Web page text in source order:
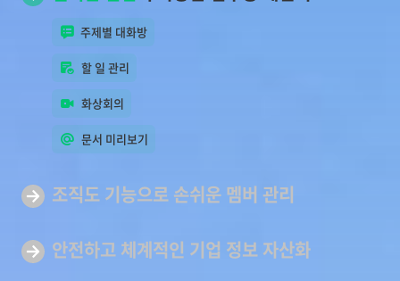
주제별 대화방
할 일 관리
화상회의
문서 미리보기
조직도 기능으로 손쉬운 멤버 관리
안전하고 체계적인 기업 정보 자산화